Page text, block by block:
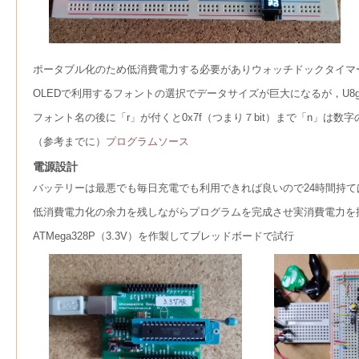
ポータブル化のため低消費電力する必要がありウォッチドックタイ
OLEDで利用するフォントの選択でデータサイズが巨大になるが，
フォント名の後に「r」が付くと0x7f（つまり７bit）まで「n」は数字
（参考までに） プログラムソース
電源設計
バッテリーは最悪でも毎日充電でも利用できれば良いので24時間持
低消費電力化の余力を残しながらプログラムを完成させ実消費電力
ATMega328P（3.3V）を作製してブレッドボードで試行